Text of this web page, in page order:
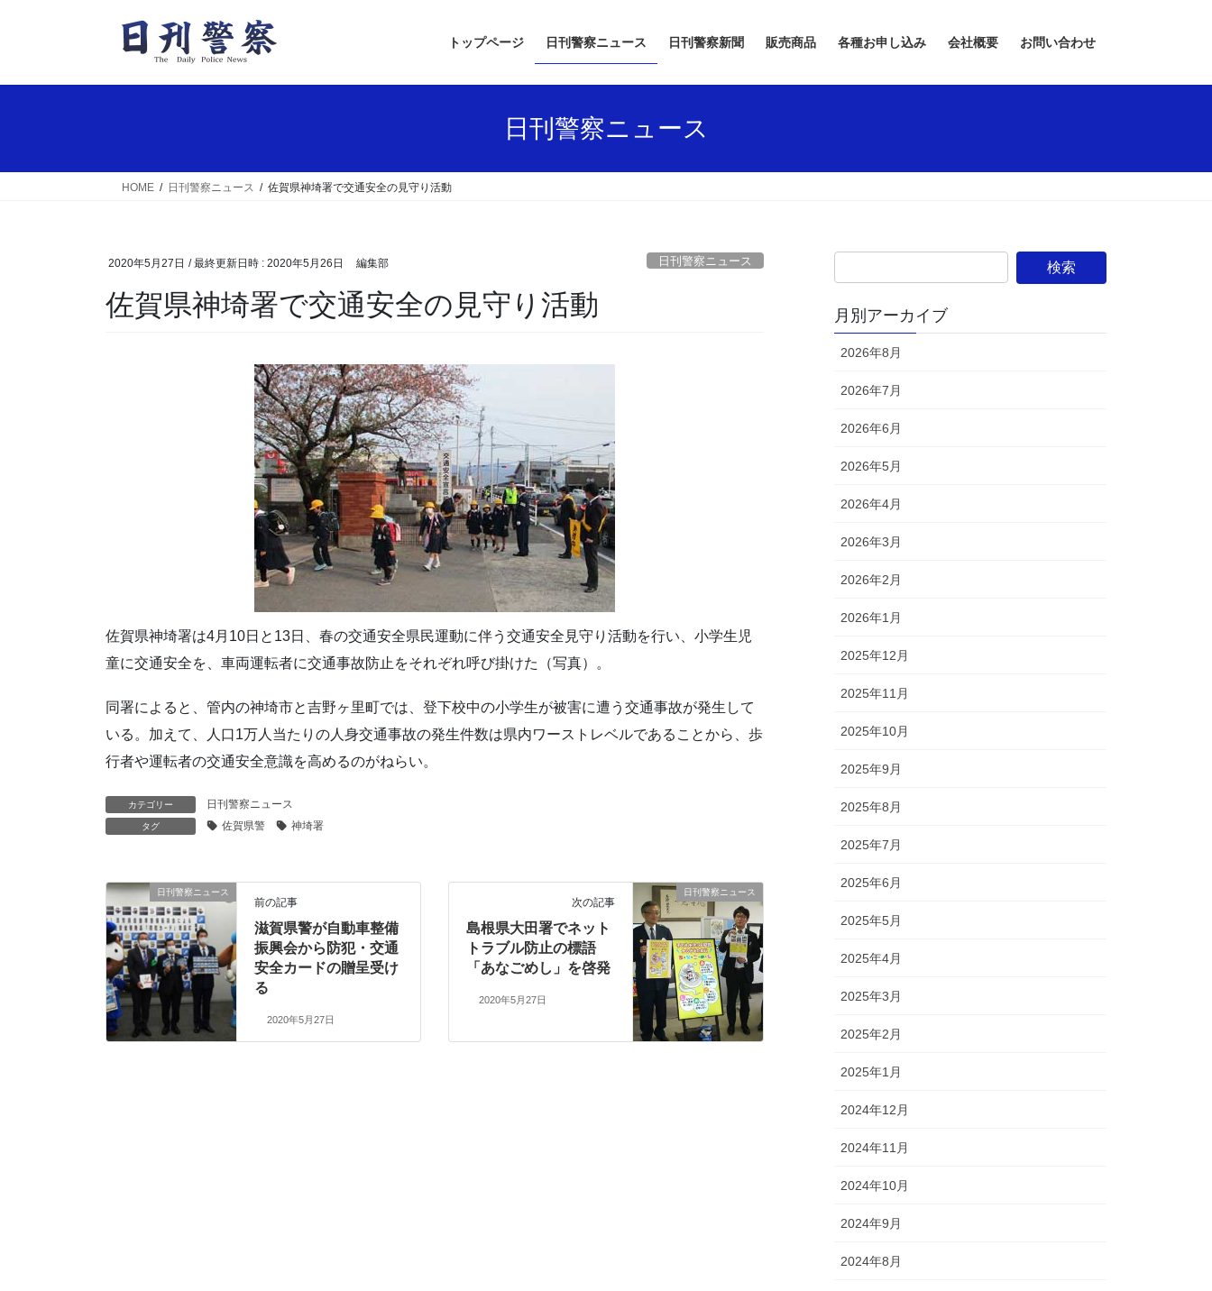
トップページ 日刊警察ニュース 日刊警察新聞 販売商品 各種お申し込み 会社概要 お問い合わせ
日刊警察ニュース
HOME 日刊警察ニュース 佐賀県神埼署で交通安全の見守り活動
2020年5月27日 / 最終更新日時 : 2020年5月26日 編集部 日刊警察ニュース
佐賀県神埼署で交通安全の見守り活動
佐賀県神埼署は4月10日と13日、春の交通安全県民運動に伴う交通安全見守り活動を行い、小学生児
童に交通安全を、車両運転者に交通事故防止をそれぞれ呼び掛けた（写真）。
同署によると、管内の神埼市と吉野ヶ里町では、登下校中の小学生が被害に遭う交通事故が発生して
いる。加えて、人口1万人当たりの人身交通事故の発生件数は県内ワーストレベルであることから、歩
行者や運転者の交通安全意識を高めるのがねらい。
カテゴリー 日刊警察ニュース
タグ 佐賀県警 神埼署
日刊警察ニュース
前の記事
滋賀県警が自動車整備
振興会から防犯・交通
安全カードの贈呈受け
る
2020年5月27日
日刊警察ニュース
次の記事
島根県大田署でネット
トラブル防止の標語
「あなごめし」を啓発
2020年5月27日
月別アーカイブ
2026年8月
2026年7月
2026年6月
2026年5月
2026年4月
2026年3月
2026年2月
2026年1月
2025年12月
2025年11月
2025年10月
2025年9月
2025年8月
2025年7月
2025年6月
2025年5月
2025年4月
2025年3月
2025年2月
2025年1月
2024年12月
2024年11月
2024年10月
2024年9月
2024年8月